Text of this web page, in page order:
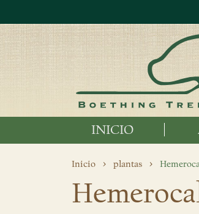
INICIO
Inicio plantas